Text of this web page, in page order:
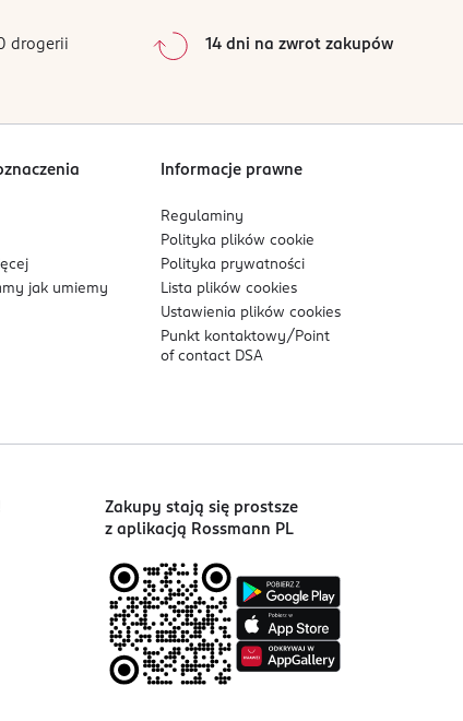
drogerii 14 dni na zwrot zakupów
jak umiemy
Informacje prawne
Regulaminy
Polityka plikówcookie
Polityka prywatności
Lista plikówcookies
Ustawienia plikówcookies
Punkt kontaktowy/ Point
of contact DSA
Zakupy stają się prostsze
z aplikacją Rossmann PL